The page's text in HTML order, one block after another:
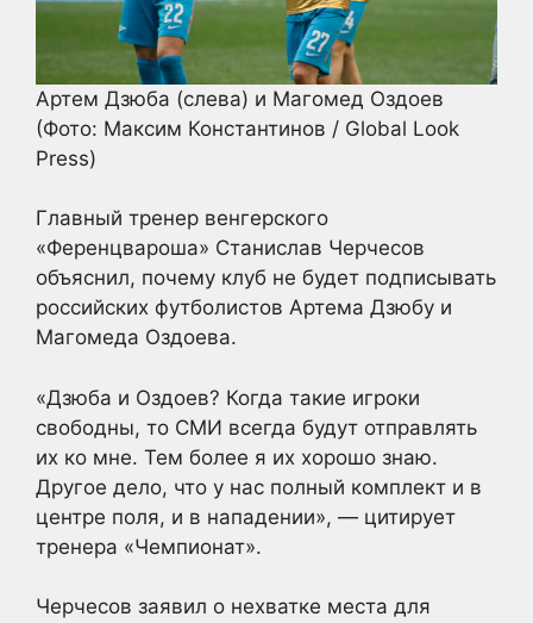
Артем Дзюба (слева) и Магомед Оздоев
(Фото: Максим Константинов / Global Look
Press)
Главный тренер венгерского
«Ференцвароша» Станислав Черчесов
объяснил, почему клуб не будет подписывать
российских футболистов Артема Дзюбу и
Магомеда Оздоева.
«Дзюба и Оздоев? Когда такие игроки
свободны, то СМИ всегда будут отправлять
их ко мне. Тем более я их хорошо знаю.
Другое дело, что у нас полный комплект и в
центре поля, и в нападении», — цитирует
тренера «Чемпионат».
Черчесов заявил о нехватке места для